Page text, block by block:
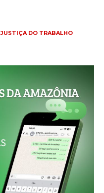
JUSTIÇA DO TRABALHO